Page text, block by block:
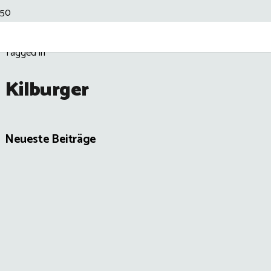
Tagged in
Kilburger
Neueste Beiträge